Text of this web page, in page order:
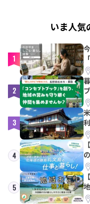
いま人気
1
2
3
4
5